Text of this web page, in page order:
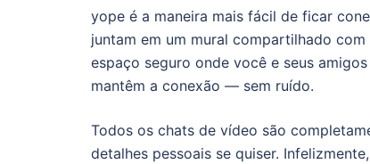
yope é a maneira mais fácil de ficar
juntam em um mural compartilhado
espaço seguro onde você e seus
mantêm a conexão — sem ruído.
Todos os chats de vídeo são
detalhes pessoais se quiser.